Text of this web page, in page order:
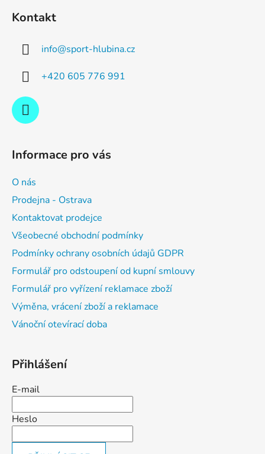
Kontakt
info@sport-hlubina.cz
+420 605 776 991
Informace pro vás
O nás
Prodejna - Ostrava
Kontaktovat prodejce
Všeobecné obchodní podmínky
Podmínky ochrany osobních údajů GDPR
Formulář pro odstoupení od kupní smlouvy
Formulář pro vyřízení reklamace zboží
Výměna, vrácení zboží a reklamace
Vánoční otevírací doba
Přihlášení
E-mail
Heslo